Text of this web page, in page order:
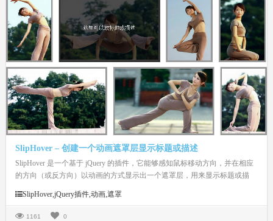
SlipHover – 创建一个动画遮罩层显示标题或描述
SlipHover 是一个基于 jQuery 的插件，它能够感知鼠标移动方向，并在相应
的方向（或反方向）以动画的方式显示出一个遮罩层，用来显示标题或描
高度、动画时间、字体颜色、背景颜色、文字排版等等。合理的搭配，相信
能让你的幻灯片或相册更加的上档次。
SlipHover,jQuery插件,动画,遮罩
1161 0